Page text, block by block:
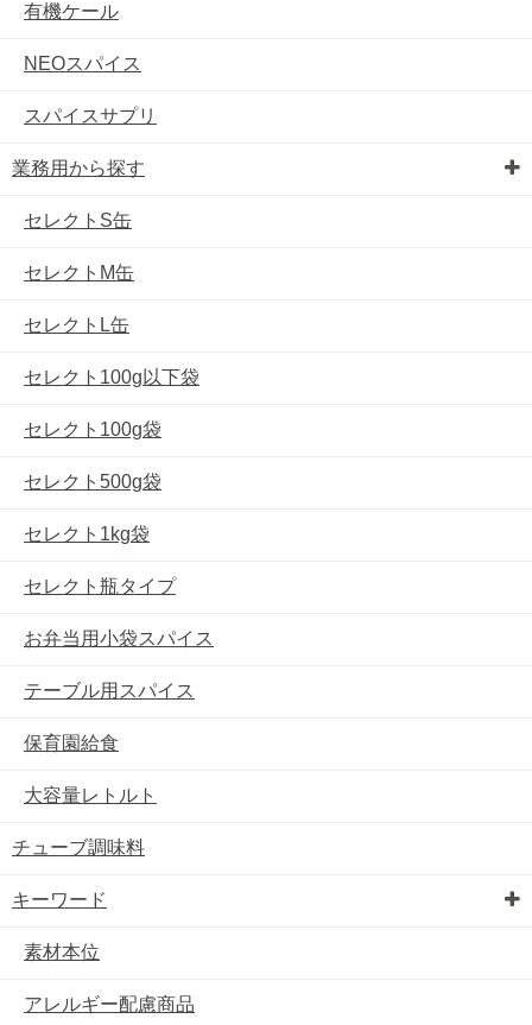
有機ケール
NEOスパイス
スパイスサプリ
業務用から探す
セレクトS缶
セレクトM缶
セレクトL缶
セレクト100g以下袋
セレクト100g袋
セレクト500g袋
セレクト1kg袋
セレクト瓶タイプ
お弁当用小袋スパイス
テーブル用スパイス
保育園給食
大容量レトルト
チューブ調味料
キーワード
素材本位
アレルギー配慮商品